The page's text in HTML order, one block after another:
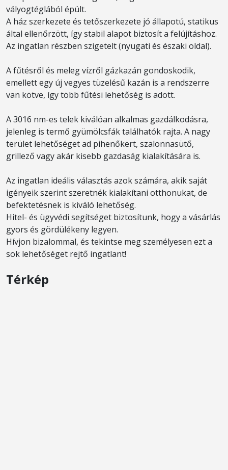
vályogtéglából épült.
A ház szerkezete és tetőszerkezete jó állapotú, statikus
által ellenőrzött, így stabil alapot biztosít a felújításhoz.
Az ingatlan részben szigetelt (nyugati és északi oldal).
A fűtésről és meleg vízről gázkazán gondoskodik,
emellett egy új vegyes tüzelésű kazán is a rendszerre
van kötve, így több fűtési lehetőség is adott.
A 3016 nm-es telek kiválóan alkalmas gazdálkodásra,
jelenleg is termő gyümölcsfák találhatók rajta. A nagy
terület lehetőséget ad pihenőkert, szalonnasütő,
grillező vagy akár kisebb gazdaság kialakítására is.
Az ingatlan ideális választás azok számára, akik saját
igényeik szerint szeretnék kialakítani otthonukat, de
befektetésnek is kiváló lehetőség.
Hitel- és ügyvédi segítséget biztosítunk, hogy a vásárlás
gyors és gördülékeny legyen.
Hívjon bizalommal, és tekintse meg személyesen ezt a
sok lehetőséget rejtő ingatlant!
Térkép